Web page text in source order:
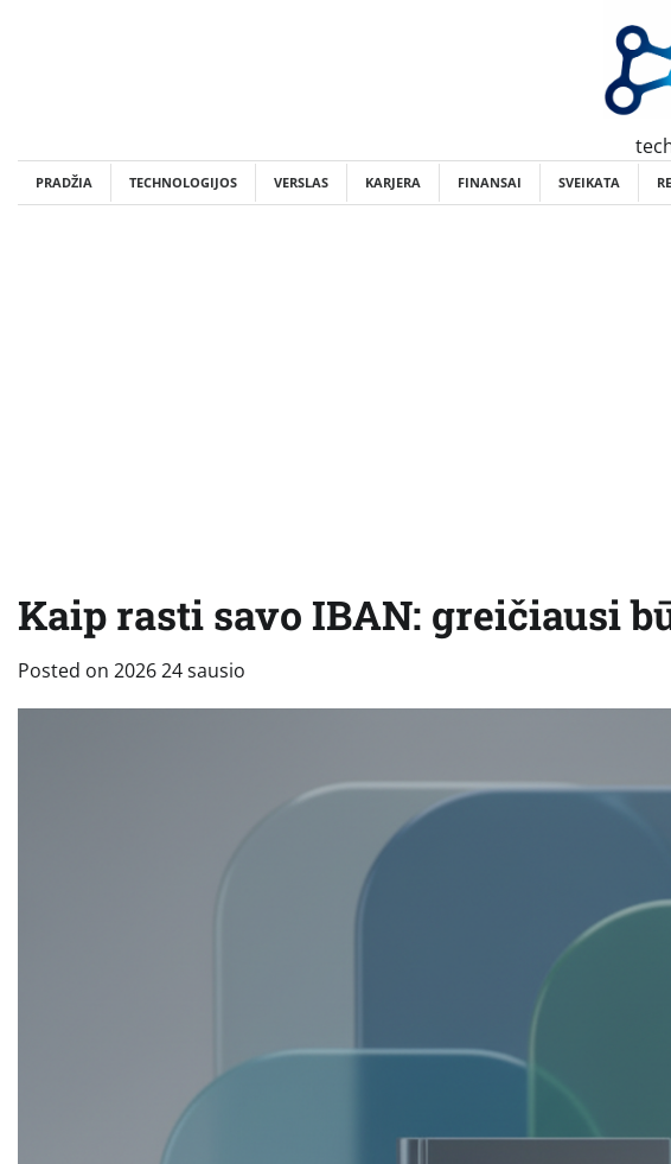
PRADŽIA TECHNOLOGIJOS VERSLAS KARJERA FINANSAI SVEIKATA
Kaip rasti savo IBAN: greičiausi
Posted on 2026 24 sausio